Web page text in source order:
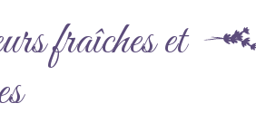
fraîches et